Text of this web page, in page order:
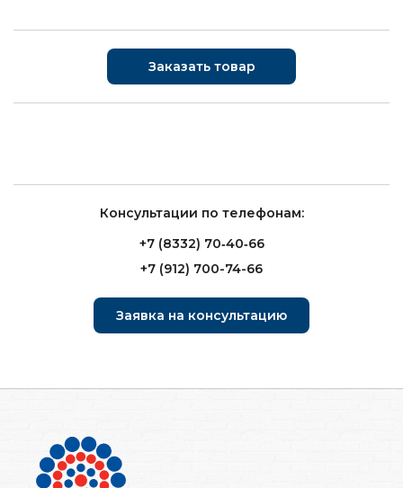
Заказать товар
Консультации по телефонам:
+7 (8332) 70‑40‑66
+7 (912) 700-74-66
Заявка на консультацию